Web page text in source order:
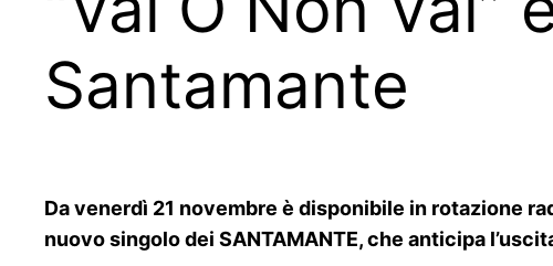
Santamante
Da venerdì 21 novembre è disponibile in rotazione
nuovo singolo dei SANTAMANTE, che anticipa